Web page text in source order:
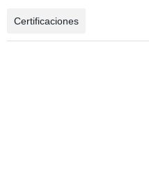
Certificaciones